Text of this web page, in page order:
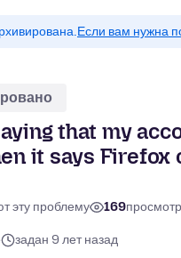
Если вам нужна
that my
it says Firefox
эту проблему 169
задан 9 лет назад